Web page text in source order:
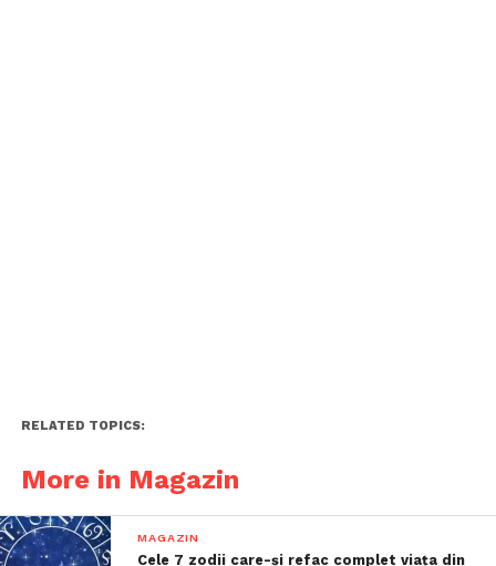
RELATED TOPICS:
More in Magazin
MAGAZIN
Cele 7 zodii care-și refac complet viața din